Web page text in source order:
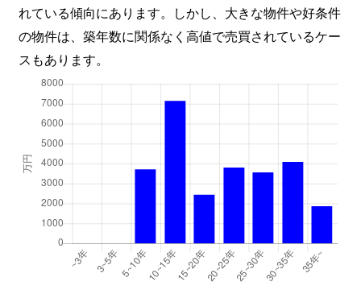
れている傾向にあります。しかし、大きな物件や好条件
の物件は、築年数に関係なく高値で売買されているケー
スもあります。